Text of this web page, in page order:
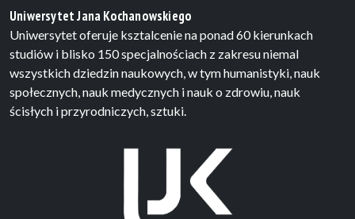
Uniwersytet Jana Kochanowskiego
Uniwersytet oferuje ksztalcenie na ponad 60 kierunkach
studiów i blisko 150 specjalnościach z zakresu niemal
wszystkich dziedzin naukowych, w tym humanistyki, nauk
społecznych, nauk medycznych i nauk o zdrowiu, nauk
ścisłych i przyrodniczych, sztuki.